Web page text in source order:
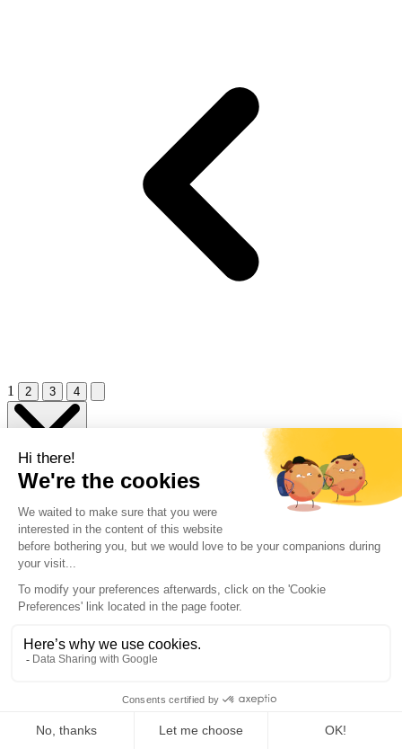
1 2 3 4
Close menu
Merken
Artemis Billiard Cushions (3)
Artspeed(1)
Klematch(1)